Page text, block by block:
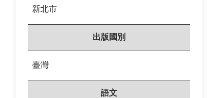
新北市
出版國別
臺灣
語文